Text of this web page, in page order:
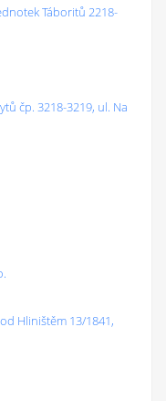
Táboritů 2218-
čp. 3218-3219, ul. Na
Hliništěm 13/1841,